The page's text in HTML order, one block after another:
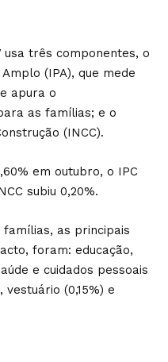
usa três componentes, o
(IPA), que mede
apura o
as famílias; e o
(INCC).
em outubro, o IPC
subiu 0,20%.
as principais
foram: educação,
e cuidados pessoais
vestuário (0,15%) e